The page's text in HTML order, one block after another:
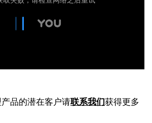
品的潜在客户请联系我们获得更多